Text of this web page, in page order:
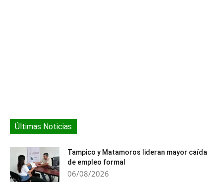
Últimas Noticias
Tampico y Matamoros lideran mayor caída
de empleo formal
06/08/2026